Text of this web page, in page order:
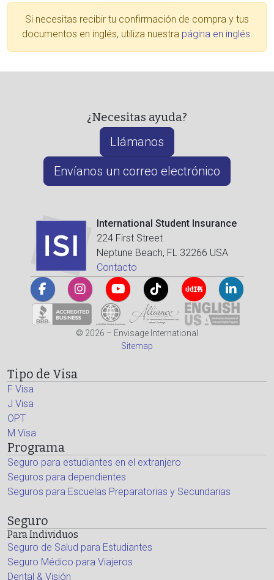
Si necesitas recibir tu confirmación de compra y tus
documentos en inglés, utiliza nuestra página en inglés.
¿Necesitas ayuda?
Llámanos
Envíanos un correo electrónico
International Student Insurance
224 First Street
Neptune Beach, FL 32266 USA
Contacto
© 2026 – Envisage International
Sitemap
Tipo de Visa
F Visa
J Visa
OPT
M Visa
Programa
Seguro para estudiantes en el extranjero
Seguros para dependientes
Seguros para Escuelas Preparatorias y Secundarias
Seguro
Para Individuos
Seguro de Salud para Estudiantes
Seguro Médico para Viajeros
Dental & Visión